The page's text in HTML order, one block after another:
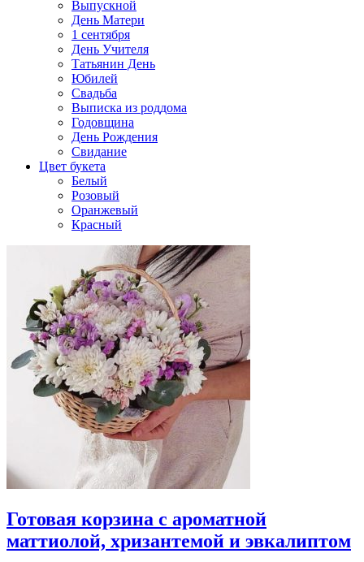
Выпускной
День Матери
1 сентября
День Учителя
Татьянин День
Юбилей
Свадьба
Выписка из роддома
Годовщина
День Рождения
Свидание
Цвет букета
Белый
Розовый
Оранжевый
Красный
Готовая корзина с ароматной
маттиолой, хризантемой и эвкалиптом